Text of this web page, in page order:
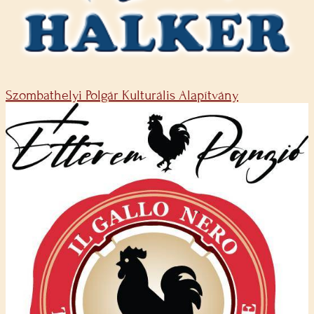
Szombathelyi Polgár Kulturális Alapítvány